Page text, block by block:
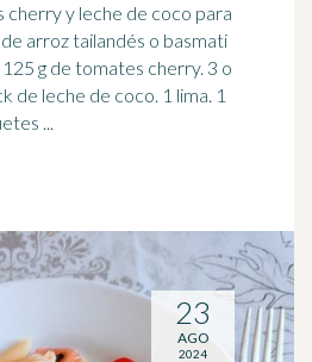
cherry y leche de coco para
g de tomates cherry. 3 o
de leche de coco. 1 lima. 1
puñado de cacahuetes ...
23
AGO
2024